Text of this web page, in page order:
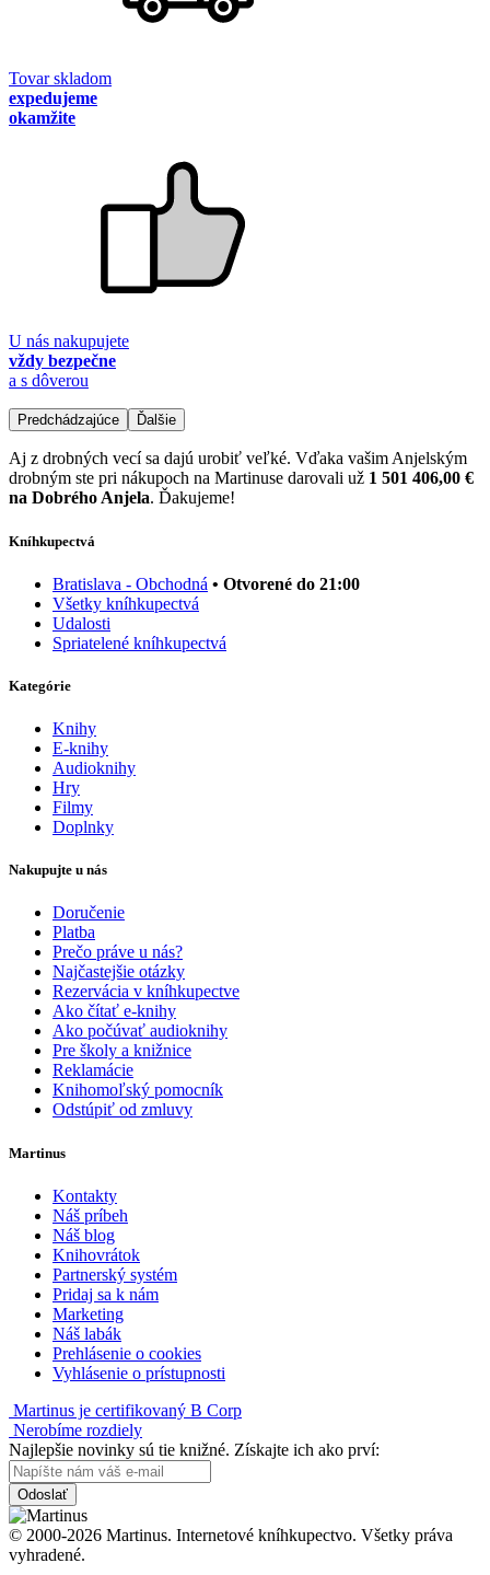
Tovar skladom
expedujeme
okamžite
U nás nakupujete
vždy bezpečne
a s dôverou
Predchádzajúce Ďalšie
Aj z drobných vecí sa dajú urobiť veľké. Vďaka vašim Anjelským
drobným ste pri nákupoch na Martinuse darovali už 1 501 406,00 €
na Dobrého Anjela. Ďakujeme!
Kníhkupectvá
Bratislava - Obchodná • Otvorené do 21:00
Všetky kníhkupectvá
Udalosti
Spriatelené kníhkupectvá
Kategórie
Knihy
E-knihy
Audioknihy
Hry
Filmy
Doplnky
Nakupujte u nás
Doručenie
Platba
Prečo práve u nás?
Najčastejšie otázky
Rezervácia v kníhkupectve
Ako čítať e-knihy
Ako počúvať audioknihy
Pre školy a knižnice
Reklamácie
Knihomoľský pomocník
Odstúpiť od zmluvy
Martinus
Kontakty
Náš príbeh
Náš blog
Knihovrátok
Partnerský systém
Pridaj sa k nám
Marketing
Náš labák
Prehlásenie o cookies
Vyhlásenie o prístupnosti
Martinus je certifikovaný B Corp
Nerobíme rozdiely
Najlepšie novinky sú tie knižné. Získajte ich ako prví:
Odoslať
© 2000-2026 Martinus. Internetové kníhkupectvo. Všetky práva
vyhradené.